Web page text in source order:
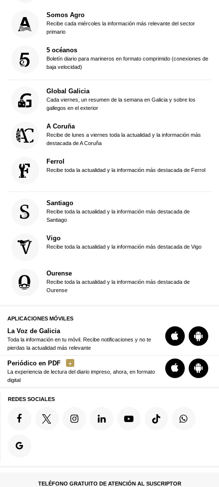
Somos Agro
Recibe cada miércoles la información más relevante del sector
primario
5 océanos
Boletín diario para marineros en formato comprimido (conexiones de
baja velocidad)
Global Galicia
Cada viernes, un resumen de la semana en Galicia y sobre los
gallegos en el exterior
A Coruña
Recibe de lunes a viernes toda la actualidad y la información más
destacada de A Coruña
Ferrol
Recibe toda la actualidad y la información más destacada de Ferrol
Santiago
Recibe toda la actualidad y la información más destacada de
Santiago
Vigo
Recibe toda la actualidad y la información más destacada de Vigo
Ourense
Recibe toda la actualidad y la información más destacada de
Ourense
APLICACIONES MÓVILES
La Voz de Galicia
Toda la información en tu móvil. Recibe notificaciones y no te
pierdas la actualidad más relevante
Periódico en PDF
La experiencia de lectura del diario impreso, ahora, en formato
digital
REDES SOCIALES
TELÉFONO GRATUITO DE ATENCIÓN AL SUSCRIPTOR